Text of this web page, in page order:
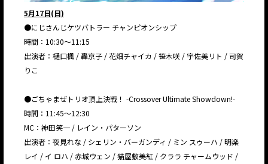
5月17日(日)
●にじさんじケツバトラー チャンピオンシップ
時間：10:30〜11:15
出演者：樋口楓 / 轟京子 / 花畑チャイカ / 笹木咲 / 宇佐美リト / 司賀
りこ
●ごちゃまぜトリオ頂上決戦！ -Crossover Ultimate Showdown!-
時間：11:45〜12:30
MC：神田笑一 / レイン・パターソン
出演者：夜見れな / シェリン・バーガンディ / ミン スゥーハ / 明楽
レイ / イ ロハ / 赤城ウェン / 猫屋敷美紅 / クララ チャームウッド /